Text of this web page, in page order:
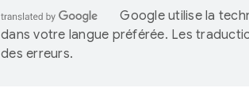
Google utilise la
dans votre langue préférée. Les
des erreurs.